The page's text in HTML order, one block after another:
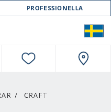
PROFESSIONELLA
CRAFT